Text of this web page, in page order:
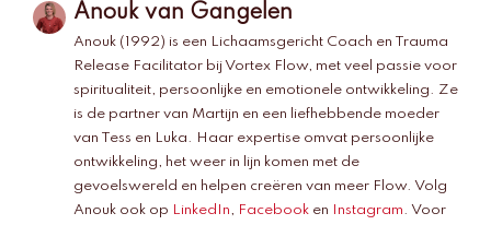
Anouk van Gangelen
Anouk (1992) is een Lichaamsgericht Coach en Trauma
Release Facilitator bij Vortex Flow, met veel passie voor
spiritualiteit, persoonlijke en emotionele ontwikkeling. Ze
is de partner van Martijn en een liefhebbende moeder
van Tess en Luka. Haar expertise omvat persoonlijke
ontwikkeling, het weer in lijn komen met de
gevoelswereld en helpen creëren van meer Flow. Volg
Anouk ook op LinkedIn, Facebook en Instagram. Voor